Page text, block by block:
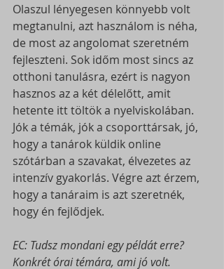
Olaszul lényegesen könnyebb volt
megtanulni, azt használom is néha,
de most az angolomat szeretném
fejleszteni. Sok időm most sincs az
otthoni tanulásra, ezért is nagyon
hasznos az a két délelőtt, amit
hetente itt töltök a nyelviskolában.
Jók a témák, jók a csoporttársak, jó,
hogy a tanárok küldik online
szótárban a szavakat, élvezetes az
intenzív gyakorlás. Végre azt érzem,
hogy a tanáraim is azt szeretnék,
hogy én fejlődjek.
EC: Tudsz mondani egy példát erre?
Konkrét órai témára, ami jó volt.